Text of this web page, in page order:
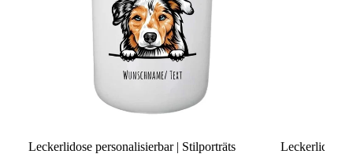
Leckerlidose personalisierbar | Stilporträts
Leckerlidose